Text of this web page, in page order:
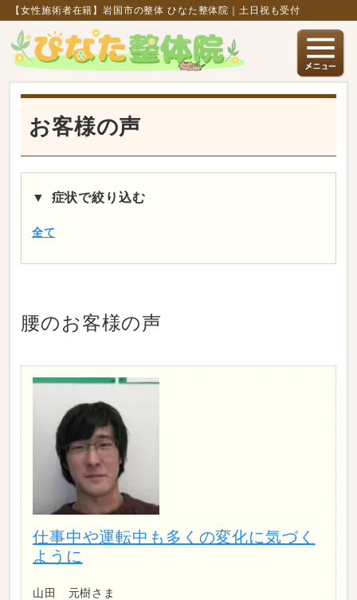
【女性施術者在籍】岩国市の整体 ひなた整体院｜土日祝も受付
お客様の声
症状で絞り込む
全て
腰のお客様の声
仕事中や運転中も多くの変化に気づく
ように
山田 元樹さま